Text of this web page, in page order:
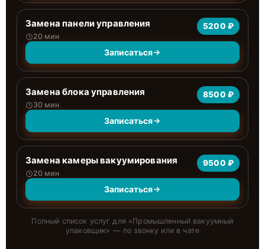
Замена панели управления
20 мин
5200 ₽
Записаться
Замена блока управления
30 мин
8500 ₽
Записаться
Замена камеры вакуумирования
20 мин
9500 ₽
Записаться
Полный список услуг для «Промышленный вакуумный
упаковщик» — по звонку или в чате